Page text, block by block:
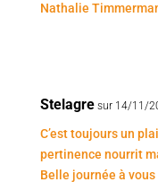
Nathalie
Stelagre sur 14/11/
C’est toujours un
pertinence nourrit
Belle journée à vous